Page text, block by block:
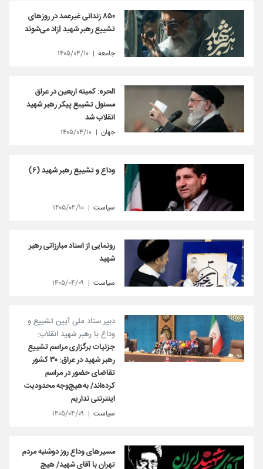
۸۵۰ زندانی غیرعمد در روزهای
تشییع رهبر شهید آزاد می‌شوند
جامعه ۱۴۰۵/۰۴/۱۰
الحره: کمیته اربعین در عراق
مسئول تشییع پیکر رهبر شهید
انقلاب شد
جهان ۱۴۰۵/۰۴/۱۰
وداع و تشییع رهبر شهید (۶)
سیاست ۱۴۰۵/۰۴/۱۰
رونمایی از اسناد مبارزاتی رهبر
شهید
سیاست ۱۴۰۵/۰۴/۰۹
دبیر ستاد ملی آیین تشییع و
وداع با رهبر شهید انقلاب:
جزئیات برگزاری مراسم تشییع
رهبر شهید در عراق: ۳۰ کشور
تقاضای حضور در مراسم
کرده‌اند/ به‌هیچ‌وجه محدودیت
اینترنتی نداریم
سیاست ۱۴۰۵/۰۴/۰۹
مسیرهای وداع روز دوشنبه مردم
تهران با آقای شهید/ هیچ